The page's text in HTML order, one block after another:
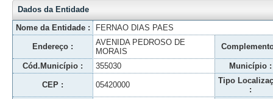
Dados da Entidade
Nome da Entidade :
FERNAO DIAS PAES
Endereço :
AVENIDA PEDROSO DE
MORAIS
Cód.Município : 355030 Município :
CEP : 05420000
Tipo
: